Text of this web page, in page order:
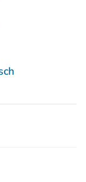
via X -
via
nieuwsbericht
dit